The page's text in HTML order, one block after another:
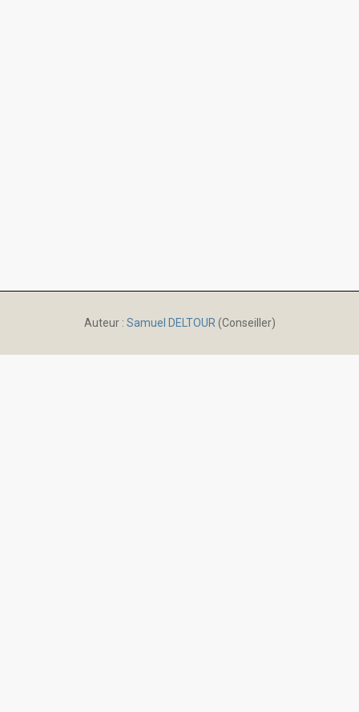
Auteur : Samuel DELTOUR (Conseiller)